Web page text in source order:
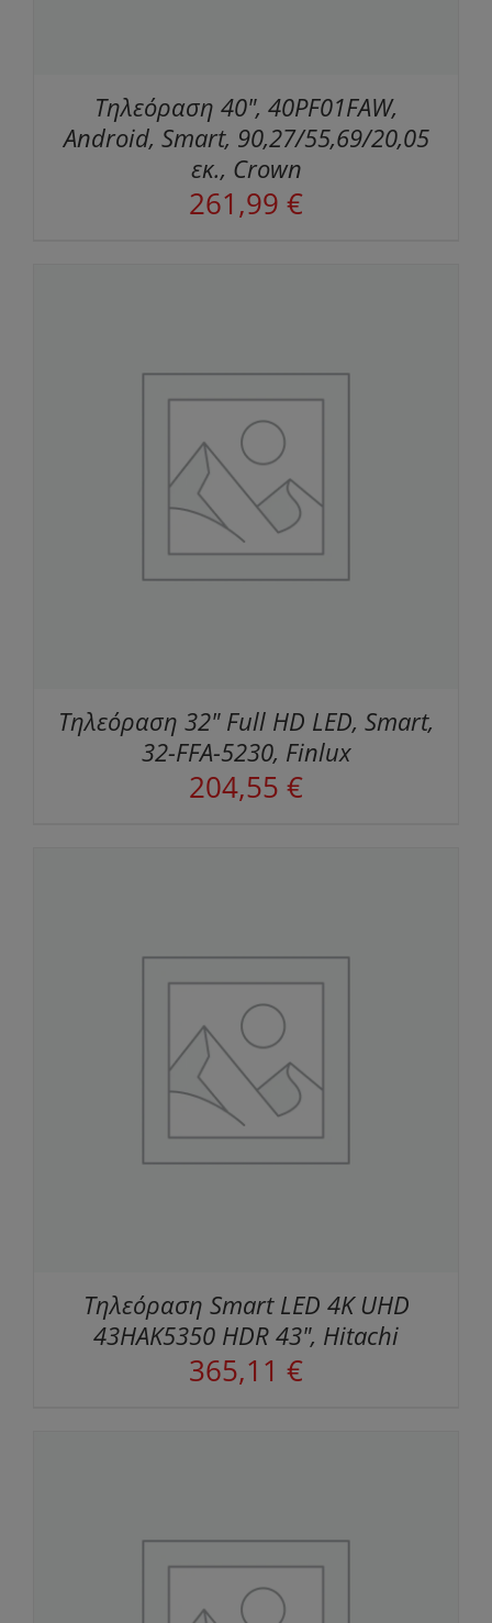
Τηλεόραση 40", 40PF01FAW,
Android, Smart, 90,27/55,69/20,05
εκ., Crown
261,99 €
Τηλεόραση 32" Full HD LED, Smart,
32-FFA-5230, Finlux
204,55 €
Τηλεόραση Smart LED 4K UHD
43HAK5350 HDR 43", Hitachi
365,11 €